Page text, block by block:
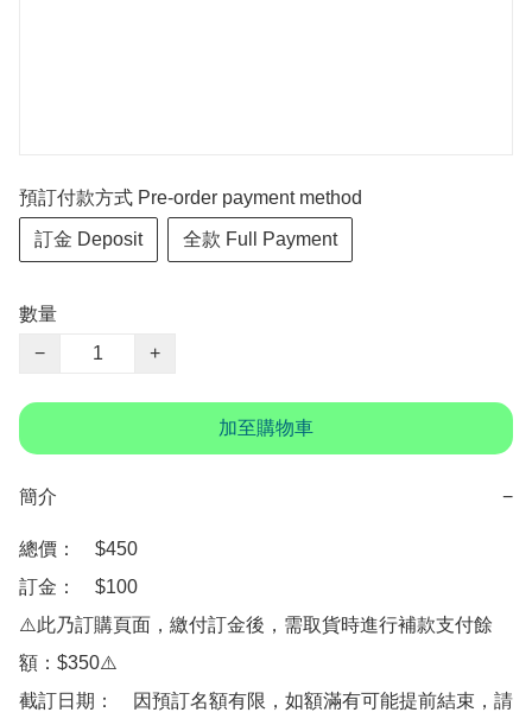
預訂付款方式 Pre-order payment method
訂金 Deposit 全款 Full Payment
數量
−
+
加至購物車
簡介 −
總價：　$450
訂金：　$100
⚠️此乃訂購頁面，繳付訂金後，需取貨時進行補款支付餘
額：$350⚠️
截訂日期：　因預訂名額有限，如額滿有可能提前結束，請